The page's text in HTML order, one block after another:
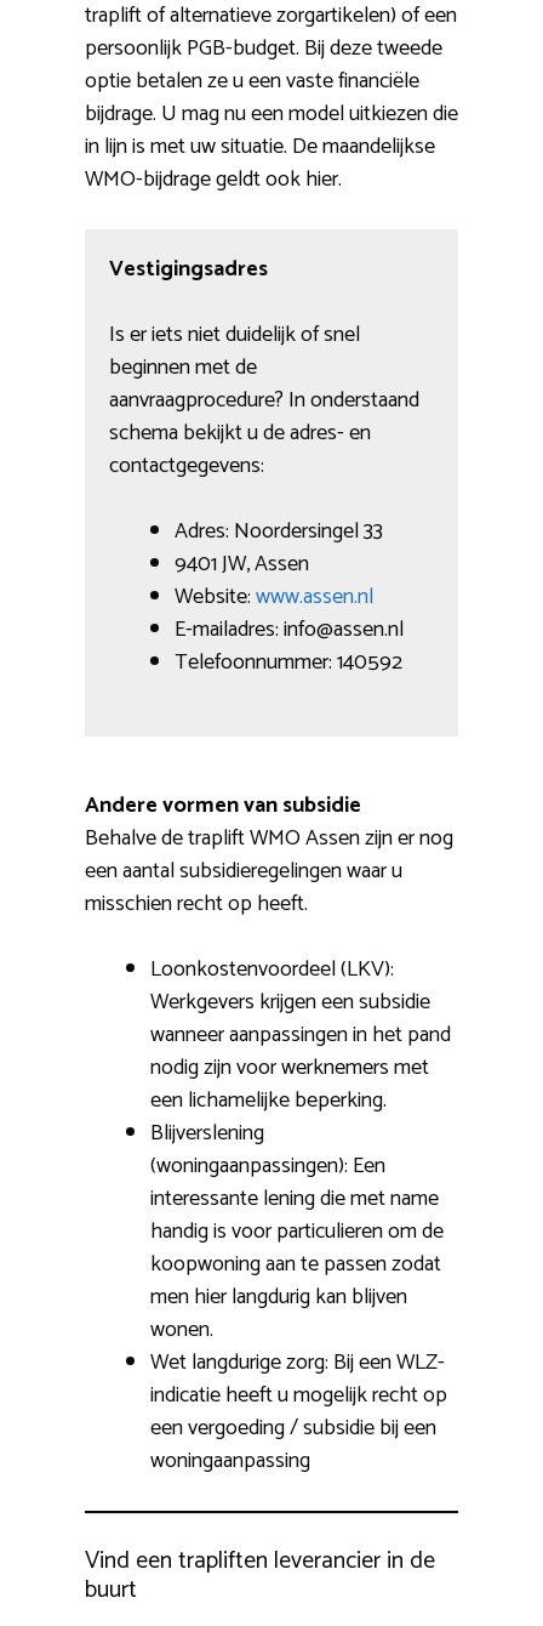
traplift of alternatieve zorgartikelen) of een
persoonlijk PGB-budget. Bij deze tweede
optie betalen ze u een vaste financiële
bijdrage. U mag nu een model uitkiezen die
in lijn is met uw situatie. De maandelijkse
WMO-bijdrage geldt ook hier.
Vestigingsadres
Is er iets niet duidelijk of snel
beginnen met de
aanvraagprocedure? In onderstaand
schema bekijkt u de adres- en
contactgegevens:
Adres: Noordersingel 33
9401 JW, Assen
Website:www.assen.nl
E-mailadres: info@assen.nl
Telefoonnummer: 140592
Andere vormen van subsidie
Behalve de traplift WMO Assen zijn er nog
een aantal subsidieregelingen waar u
misschien recht op heeft.
Loonkostenvoordeel (LKV):
Werkgevers krijgen een subsidie
wanneer aanpassingen in het pand
nodig zijn voor werknemers met
een lichamelijke beperking.
Blijverslening
(woningaanpassingen): Een
interessante lening die met name
handig is voor particulieren om de
koopwoning aan te passen zodat
men hier langdurig kan blijven
wonen.
Wet langdurige zorg: Bij een WLZ-
indicatie heeft u mogelijk recht op
een vergoeding / subsidie bij een
woningaanpassing
Vind een trapliften leverancier in de
buurt